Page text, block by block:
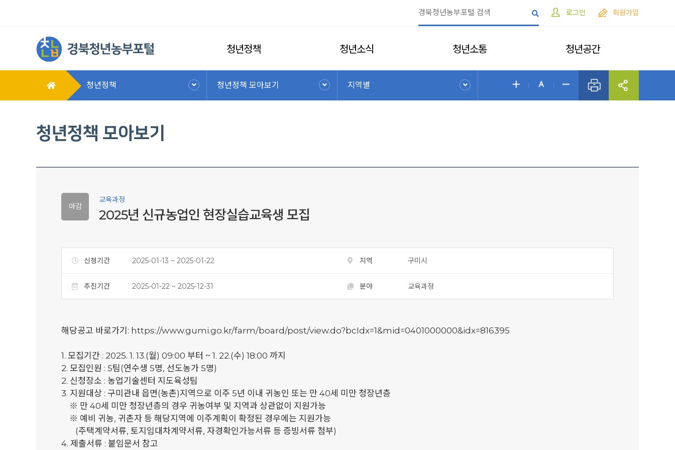
로그인 회원가입
청년정책 청년소식 청년소통 청년공간
청년정책 청년정책 모아보기 지역별
청년정책 모아보기
마감
교육과정
2025년 신규농업인 현장실습교육생 모집
신청기간 2025-01-13 ~ 2025-01-22 지역 구미시
추진기간 2025-01-22 ~ 2025-12-31 분야 교육과정
해당공고 바로가기: https://www.gumi.go.kr/farm/board/post/view.do?bcIdx=1&mid=0401000000&idx=816395
1. 모집기간 : 2025. 1. 13.(월) 09:00 부터 ~ 1. 22.(수) 18:00 까지
2. 모집인원 : 5팀(연수생 5명, 선도농가 5명)
2. 신청장소 : 농업기술센터 지도육성팀
3. 지원대상 : 구미관내 읍면(농촌)지역으로 이주 5년 이내 귀농인 또는 만 40세 미만 청장년층
※ 만 40세 미만 청장년층의 경우 귀농여부 및 지역과 상관없이 지원가능
※ 예비 귀농, 귀촌자 등 해당지역에 이주계획이 확정된 경우에는 지원가능
(주택계약서류, 토지임대차계약서류, 자경확인가능서류 등 증빙서류 첨부)
4. 제출서류 : 붙임문서 참고